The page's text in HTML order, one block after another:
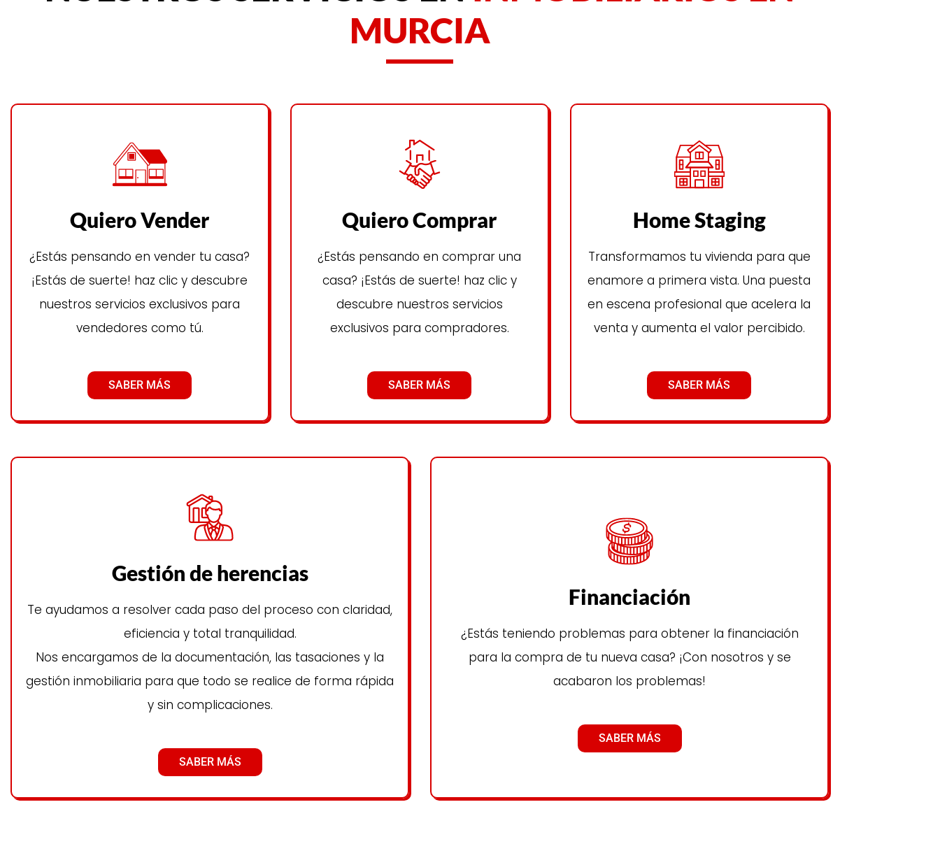
MURCIA
Quiero Vender
¿Estás pensando en vender tu casa?
¡Estás de suerte! haz clic y descubre
nuestros servicios exclusivos para
vendedores como tú.
SABER MÁS
Quiero Comprar
¿Estás pensando en comprar una
casa? ¡Estás de suerte! haz clic y
descubre nuestros servicios
exclusivos para compradores.
SABER MÁS
Home Staging
Transformamos tu vivienda para que
enamore a primera vista. Una puesta
en escena profesional que acelera la
venta y aumenta el valor percibido.
SABER MÁS
Gestión de herencias
Te ayudamos a resolver cada paso del proceso con claridad,
eficiencia y total tranquilidad.
Nos encargamos de la documentación, las tasaciones y la
gestión inmobiliaria para que todo se realice de forma rápida
y sin complicaciones.
SABER MÁS
Financiación
¿Estás teniendo problemas para obtener la financiación
para la compra de tu nueva casa? ¡Con nosotros y se
acabaron los problemas!
SABER MÁS